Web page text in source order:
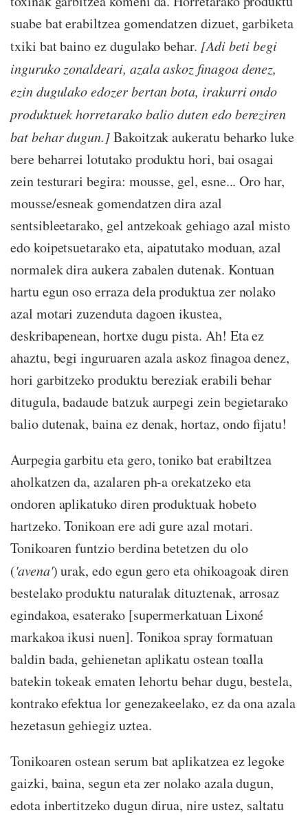
suabe bat erabiltzea gomendatzen dizuet, garbiketa
txiki bat baino ez dugulako behar. [Adi beti begi
inguruko zonaldeari, azala askoz finagoa denez,
ezin dugulako edozer bertan bota, irakurri ondo
produktuek horretarako balio duten edo bereziren
bat behar dugun.]Bakoitzak aukeratu beharko luke
bere beharrei lotutako produktu hori, bai osagai
zein testurari begira: mousse, gel, esne... Oro har,
mousse/esneak gomendatzen dira azal
sentsibleetarako, gel antzekoak gehiago azal misto
edo koipetsuetarako eta, aipatutako moduan, azal
normalek dira aukera zabalen dutenak. Kontuan
hartu egun oso erraza dela produktua zer nolako
azal motari zuzenduta dagoen ikustea,
deskribapenean, hortxe dugu pista. Ah! Eta ez
ahaztu, begi inguruaren azala askoz finagoa denez,
hori garbitzeko produktu bereziak erabili behar
ditugula, badaude batzuk aurpegi zein begietarako
balio dutenak, baina ez denak, hortaz, ondo fijatu!
Aurpegia garbitu eta gero, toniko bat erabiltzea
aholkatzen da, azalaren ph-a orekatzeko eta
ondoren aplikatuko diren produktuak hobeto
hartzeko. Tonikoan ere adi gure azal motari.
Tonikoaren funtzio berdina betetzen du olo
('avena') urak, edo egun gero eta ohikoagoak diren
bestelako produktu naturalak dituztenak, arrosaz
egindakoa, esaterako [supermerkatuan Lixoné
markakoa ikusi nuen]. Tonikoa spray formatuan
baldin bada, gehienetan aplikatu ostean toalla
batekin tokeak ematen lehortu behar dugu, bestela,
kontrako efektua lor genezakeelako, ez da ona azala
hezetasun gehiegiz uztea.
Tonikoaren ostean serum bat aplikatzea ez legoke
gaizki, baina, segun eta zer nolako azala dugun,
edota inbertitzeko dugun dirua, nire ustez, saltatu